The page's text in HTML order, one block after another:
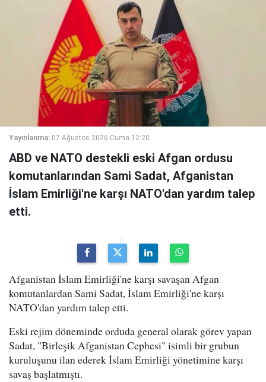
Yayınlanma: 07 Ağustos 2026 Cuma 12:20
ABD ve NATO destekli eski Afgan ordusu
komutanlarından Sami Sadat, Afganistan
İslam Emirliği'ne karşı NATO'dan yardım talep
etti.
Afganistan İslam Emirliği'ne karşı savaşan Afgan
komutanlardan Sami Sadat, İslam Emirliği'ne karşı
NATO'dan yardım talep etti.
Eski rejim döneminde orduda general olarak görev yapan
Sadat, "Birleşik Afganistan Cephesi" isimli bir grubun
kuruluşunu ilan ederek İslam Emirliği yönetimine karşı
savaş başlatmıştı.